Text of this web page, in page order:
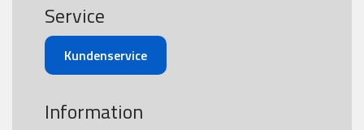
Service
Kundenservice
Information